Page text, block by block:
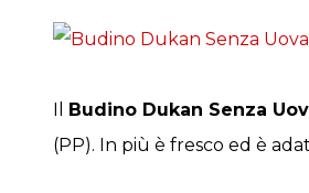
Il Budino Dukan Senza
(PP). In più è fresco ed è